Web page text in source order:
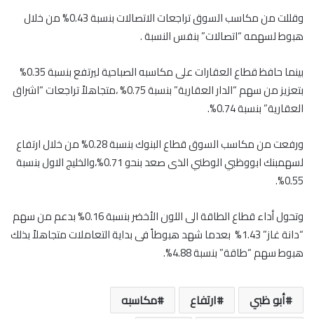
وقللت من مكاسب السوق تراجعات الاتصالات بنسبة 0.43% من خلال
هبوط لسهمه “اتصالات” بنفس النسبة .
بينما حافظ قطاع العقارات على مكاسبه الصباحية ليرتفع بنسبة 0.35%
بتعزيز من سهم “الدار العقارية” بنسبة 0.75% ،متجاهلاً تراجعات “اشراق
العقارية” بنسبة 0.74%.
ورفعت من مكاسب السوق قطاع البنوك بنسبة 0.28% من خلال ارتفاع
لسهمبنك ابووظبي الوطني الذى صعد بنحو 0.71%،والخليج الاول بنسبة
0.55%.
وتحول أداء قطاع الطاقة الى اللون الأخضر بنسبة 0.16% بدعم من سهم
“دانة غاز” 1.43% بعدما شهد هبوطاً فى بداية التعاملات متجاهلاً بذلك
هبوط سهم “طاقة” بنسبة 4.88%.
أبو ظبي ارتفاع
مكاسبه